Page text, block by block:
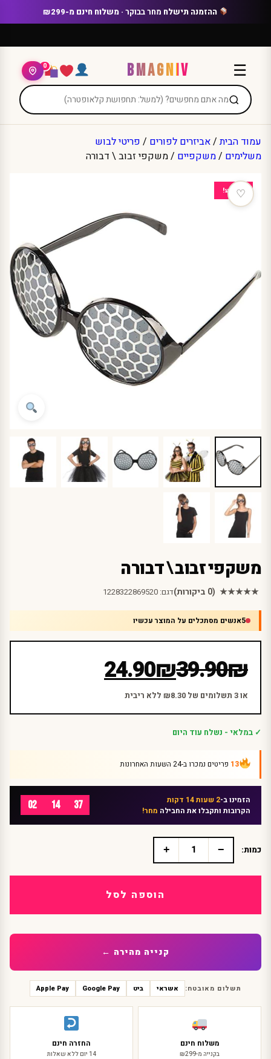
ההזמנה תישלח מחר בבוקר· משלוח חינם מ-₪299
☰
BMAGNIV
0
עמוד הבית/אביזרים לפורים / פריטי לבוש
משלימים /משקפיים / משקפי זבוב \ דבורה
מבצע!
משקפי זבוב \ דבורה
♡
★★★★★ (0 ביקורות) דגם: 1228322869520
5אנשים מסתכלים על המוצר עכשיו
₪
39.90המחיר
המקורי
היה:
₪
24.90
המחיר
הנוכחי
הוא:או 3 תשלומים של ₪8.30 ללא ריבית
✓ במלאי - נשלח עוד היום
13 פריטים נמכרו ב-24 השעות האחרונות
הזמינו ב-2 שעות 14 דקות
הקרובות ותקבלו את החבילה מחר! 02 14 37
כמות
משקפי
דבורה
כמות: −
+
הוספה לסל
קנייה מהירה ←
תשלום מאובטח: אשראי ביט Google Pay
Apple Pay
משלוח חינם
בקנייה מ-₪299
החזרה חינם
14 יום ללא שאלות